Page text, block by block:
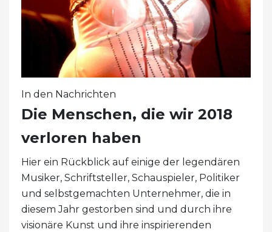
In den Nachrichten
Die Menschen, die wir 2018
verloren haben
Hier ein Rückblick auf einige der legendären
Musiker, Schriftsteller, Schauspieler, Politiker
und selbstgemachten Unternehmer, die in
diesem Jahr gestorben sind und durch ihre
visionäre Kunst und ihre inspirierenden